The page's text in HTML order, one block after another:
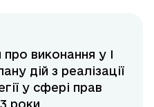
про виконання у І
дій з реалізації
у сфері прав
роки